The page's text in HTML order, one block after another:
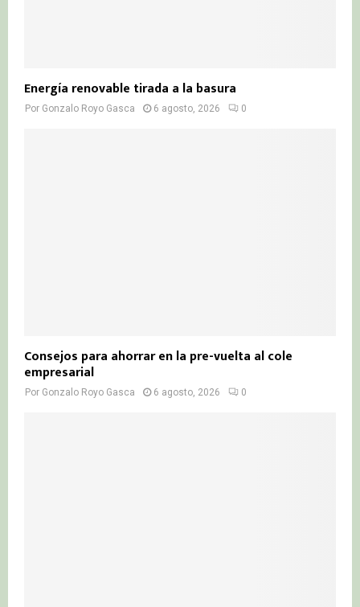
Energía renovable tirada a la basura
Por Gonzalo Royo Gasca 6 agosto, 2026 0
Consejos para ahorrar en la pre-vuelta al cole
empresarial
Por Gonzalo Royo Gasca 6 agosto, 2026 0